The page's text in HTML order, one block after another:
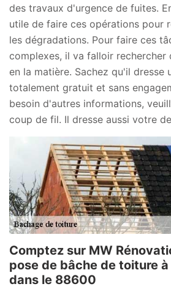
des travaux d'urgence de fuites.
utile de faire ces opérations pour
les dégradations. Pour faire ces
complexes, il va falloir rechercher
en la matière. Sachez qu'il dresse
totalement gratuit et sans
besoin d'autres informations,
coup de fil. Il dresse aussi votre
Comptez sur MW
pose de bâche de toiture
dans le 88600